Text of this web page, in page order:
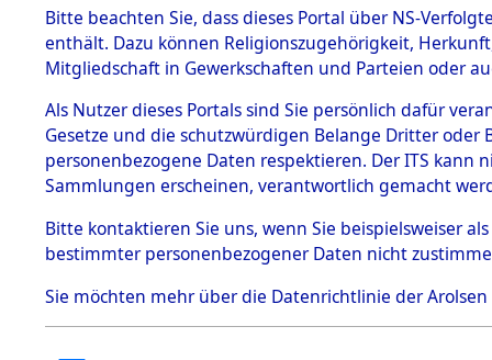
BESTÄNDE
1.
mente
5. Verschiedenes
5.3
Todesmärsche
5.3.1 Alliierte
Erhebungen
zu
Todesmärsch
en
5.3.2
Castrop-
Bitte beachten Sie, dass dieses Portal über NS-
enthält. Dazu können Religionszugehörigkeit,
Mitgliedschaft in Gewerkschaften und Parteien oder
Als Nutzer dieses Portals sind Sie persönlich dafür
Gesetze und die schutzwürdigen Belange Dritter
personenbezogene Daten respektieren. Der ITS
Sammlungen erscheinen, verantwortlich gemacht
Bitte kontaktieren Sie uns, wenn Sie beispielsweiser
bestimmter personenbezogener Daten nicht
Sie möchten mehr über die Datenrichtlinie der Arolsen